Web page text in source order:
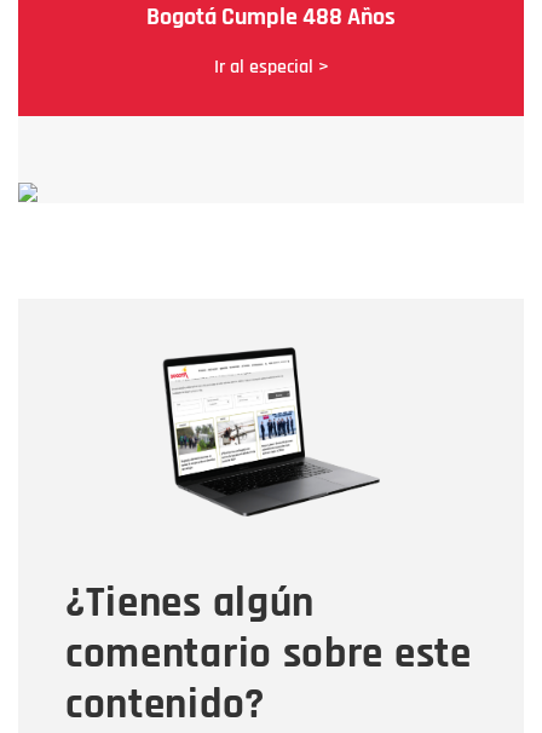
Bogotá Cumple 488 Años
Ir al especial >
¿Tienes algún
comentario sobre este
contenido?
Correo electrónico
Tipo de comentario
Mensaje